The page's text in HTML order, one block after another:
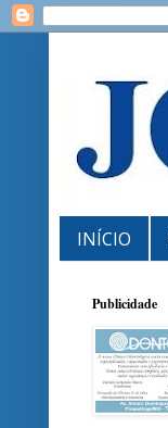
INÍCIO
Publicidade